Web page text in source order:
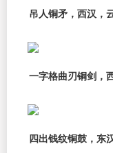
吊人铜矛，西汉，
一字格曲刃铜剑，
四出钱纹铜鼓，东